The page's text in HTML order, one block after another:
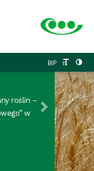
BIP
roślin –
w
Next